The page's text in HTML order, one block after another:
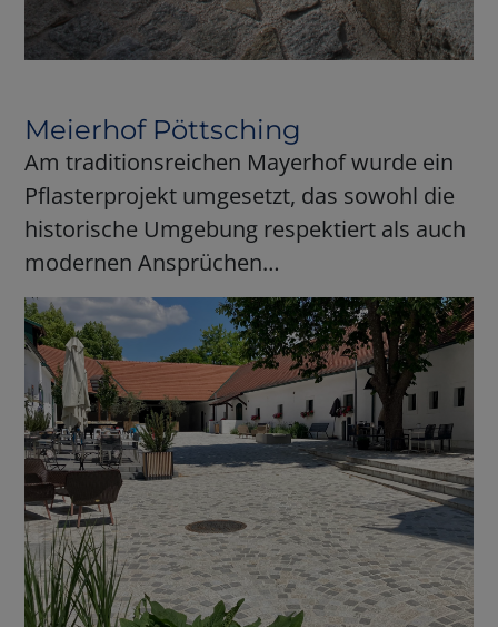
Meierhof Pöttsching
Am traditionsreichen Mayerhof wurde ein
Pflasterprojekt umgesetzt, das sowohl die
historische Umgebung respektiert als auch
modernen Ansprüchen…